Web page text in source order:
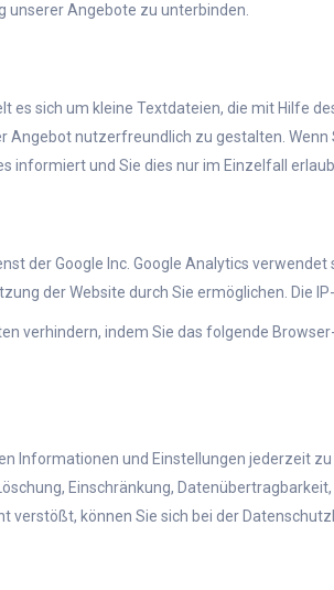
unserer Angebote zu unterbinden.
es sich um kleine Textdateien, die mit Hilfe
Angebot nutzerfreundlich zu gestalten. Wenn
informiert und Sie dies nur im Einzelfall
der Google Inc. Google Analytics
der Website durch Sie ermöglichen. Die
verhindern, indem Sie das folgende
Informationen und Einstellungen jederzeit
Einschränkung,
verstößt, können Sie sich bei der